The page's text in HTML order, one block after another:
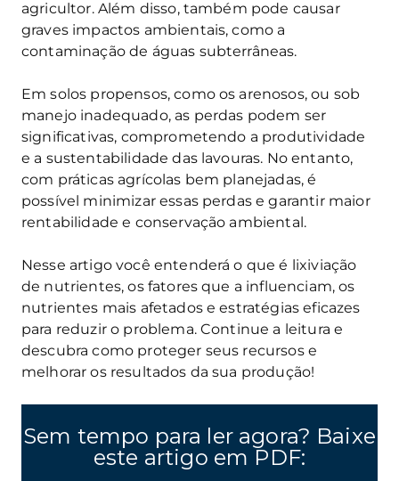
agricultor. Além disso, também pode causar
graves impactos ambientais, como a
contaminação de águas subterrâneas.
Em solos propensos, como os arenosos, ou sob
manejo inadequado, as perdas podem ser
significativas, comprometendo a produtividade
e a sustentabilidade das lavouras. No entanto,
com práticas agrícolas bem planejadas, é
possível minimizar essas perdas e garantir maior
rentabilidade e conservação ambiental.
Nesse artigo você entenderá o que é lixiviação
de nutrientes, os fatores que a influenciam, os
nutrientes mais afetados e estratégias eficazes
para reduzir o problema. Continue a leitura e
descubra como proteger seus recursos e
melhorar os resultados da sua produção!
Sem tempo para ler agora? Baixe
este artigo em PDF: